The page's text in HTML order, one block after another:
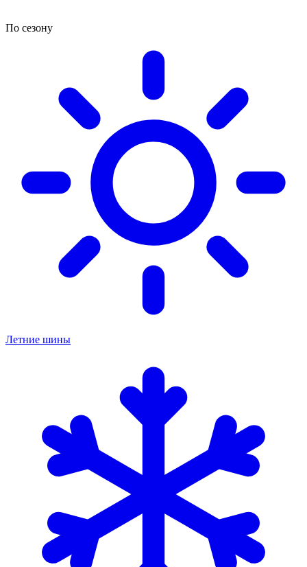
По сезону
Летние шины